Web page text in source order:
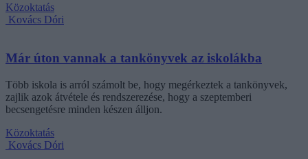
Közoktatás
Kovács Dóri
Már úton vannak a tankönyvek az iskolákba
Több iskola is arról számolt be, hogy megérkeztek a tankönyvek,
zajlik azok átvétele és rendszerezése, hogy a szeptemberi
becsengetésre minden készen álljon.
Közoktatás
Kovács Dóri